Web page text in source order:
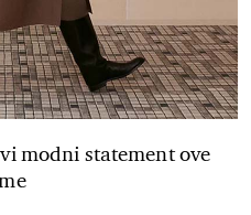
modni statement ove